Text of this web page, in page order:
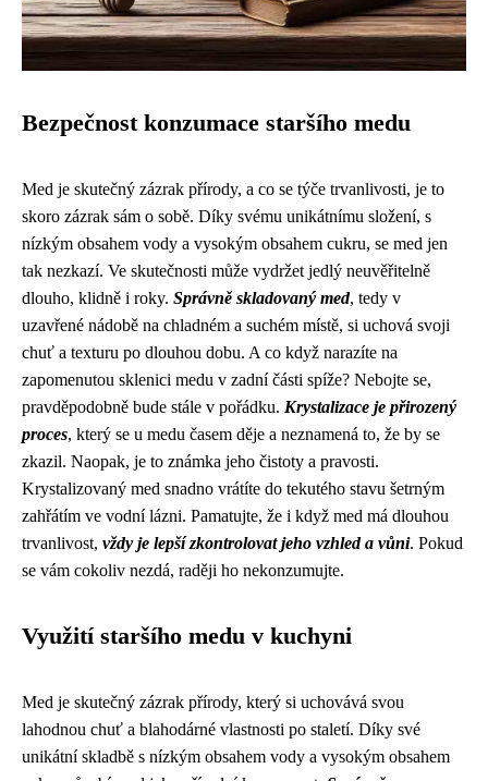
Bezpečnost konzumace staršího medu
Med je skutečný zázrak přírody, a co se týče trvanlivosti, je to
skoro zázrak sám o sobě. Díky svému unikátnímu složení, s
nízkým obsahem vody a vysokým obsahem cukru, se med jen
tak nezkazí. Ve skutečnosti může vydržet jedlý neuvěřitelně
dlouho, klidně i roky. Správně skladovaný med, tedy v
uzavřené nádobě na chladném a suchém místě, si uchová svoji
chuť a texturu po dlouhou dobu. A co když narazíte na
zapomenutou sklenici medu v zadní části spíže? Nebojte se,
pravděpodobně bude stále v pořádku. Krystalizace je přirozený
proces, který se u medu časem děje a neznamená to, že by se
zkazil. Naopak, je to známka jeho čistoty a pravosti.
Krystalizovaný med snadno vrátíte do tekutého stavu šetrným
zahřátím ve vodní lázni. Pamatujte, že i když med má dlouhou
trvanlivost, vždy je lepší zkontrolovat jeho vzhled a vůni. Pokud
se vám cokoliv nezdá, raději ho nekonzumujte.
Využití staršího medu v kuchyni
Med je skutečný zázrak přírody, který si uchovává svou
lahodnou chuť a blahodárné vlastnosti po staletí. Díky své
unikátní skladbě s nízkým obsahem vody a vysokým obsahem